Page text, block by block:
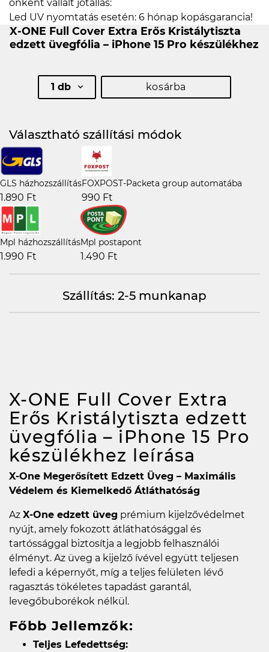
önként vállalt jótállás:
Led UV nyomtatás esetén: 6 hónap kopásgarancia!
X-ONE Full Cover Extra Erős Kristálytiszta
edzett üvegfólia – iPhone 15 Pro készülékhez
1 db kosárba
Választható szállítási módok
GLS házhozszállítás
1.890 Ft
FOXPOST-Packeta group automatába
990 Ft
Mpl házhozszállítás
1.990 Ft
Mpl postapont
1.490 Ft
Szállítás: 2-5 munkanap
X-ONE Full Cover Extra
Erős Kristálytiszta edzett
üvegfólia – iPhone 15 Pro
készülékhez leírása
X-One Megerősített Edzett Üveg – Maximális
Védelem és Kiemelkedő Átláthatóság
Az X-One edzett üveg prémium kijelzővédelmet
nyújt, amely fokozott átláthatósággal és
tartóssággal biztosítja a legjobb felhasználói
élményt. Az üveg a kijelző ívével együtt teljesen
lefedi a képernyőt, míg a teljes felületen lévő
ragasztás tökéletes tapadást garantál,
levegőbuborékok nélkül.
Főbb Jellemzők:
Teljes Lefedettség: